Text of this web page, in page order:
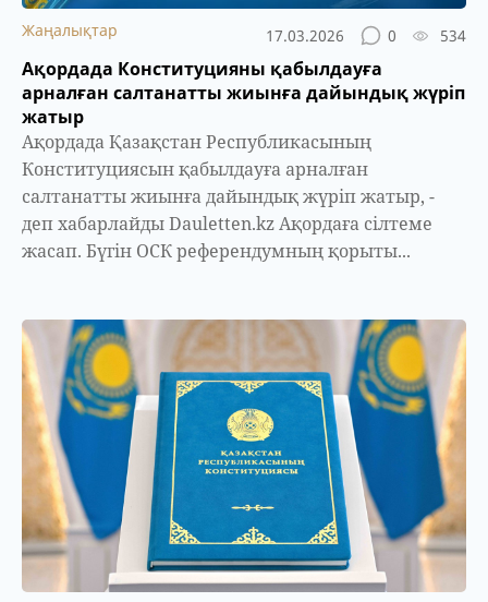
Жаңалықтар 17.03.2026 0 534
Ақордада Конституцияны қабылдауға
арналған салтанатты жиынға дайындық жүріп
жатыр
Ақордада Қазақстан Республикасының
Конституциясын қабылдауға арналған
салтанатты жиынға дайындық жүріп жатыр, -
деп хабарлайды Dauletten.kz Ақордаға сілтеме
жасап. Бүгін ОСК референдумның қорыты...